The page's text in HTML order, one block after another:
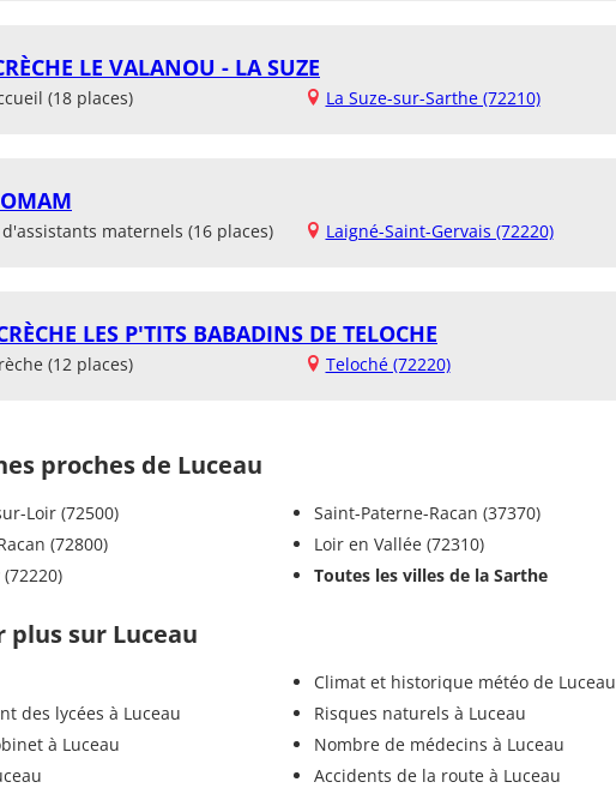
LE VALANOU - LA SUZE
(18 places) La Suze-sur-Sarthe (72210)
maternels (16 places) Laigné-Saint-Gervais (72220)
LES P'TITS BABADINS DE TELOCHE
(12 places) Teloché (72220)
proches de Luceau
Loir (72500)
(72800)
Saint-Paterne-Racan (37370)
Loir en Vallée (72310)
Toutes les villes de la Sarthe
plus sur Luceau
des lycées à Luceau
à Luceau
Climat et historique météo de Luceau
Risques naturels à Luceau
Nombre de médecins à Luceau
Accidents de la route à Luceau